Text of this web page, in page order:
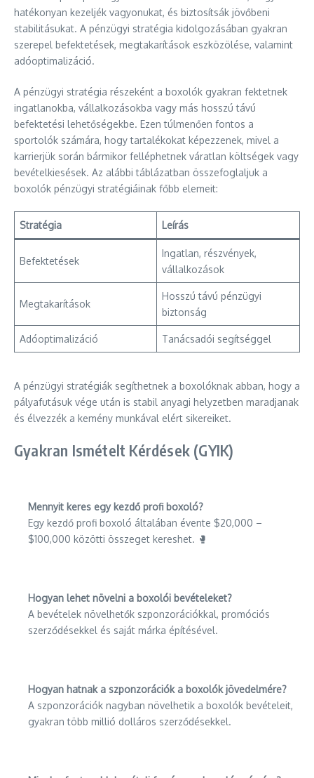
hatékonyan kezeljék vagyonukat, és biztosítsák jövőbeni
stabilitásukat. A pénzügyi stratégia kidolgozásában gyakran
szerepel befektetések, megtakarítások eszközölése, valamint
adóoptimalizáció.
A pénzügyi stratégia részeként a boxolók gyakran fektetnek
ingatlanokba, vállalkozásokba vagy más hosszú távú
befektetési lehetőségekbe. Ezen túlmenően fontos a
sportolók számára, hogy tartalékokat képezzenek, mivel a
karrierjük során bármikor felléphetnek váratlan költségek vagy
bevételkiesések. Az alábbi táblázatban összefoglaljuk a
boxolók pénzügyi stratégiáinak főbb elemeit:
Stratégia Leírás
Befektetések
Ingatlan, részvények,
vállalkozások
Megtakarítások
Hosszú távú pénzügyi
biztonság
Adóoptimalizáció Tanácsadói segítséggel
A pénzügyi stratégiák segíthetnek a boxolóknak abban, hogy a
pályafutásuk vége után is stabil anyagi helyzetben maradjanak
és élvezzék a kemény munkával elért sikereiket.
Gyakran Ismételt Kérdések (GYIK)
Mennyit keres egy kezdő profi boxoló?
Egy kezdő profi boxoló általában évente $20,000 –
$100,000 közötti összeget kereshet. 🥊
Hogyan lehet növelni a boxolói bevételeket?
A bevételek növelhetők szponzorációkkal, promóciós
szerződésekkel és saját márka építésével.
Hogyan hatnak a szponzorációk a boxolók jövedelmére?
A szponzorációk nagyban növelhetik a boxolók bevételeit,
gyakran több millió dolláros szerződésekkel.